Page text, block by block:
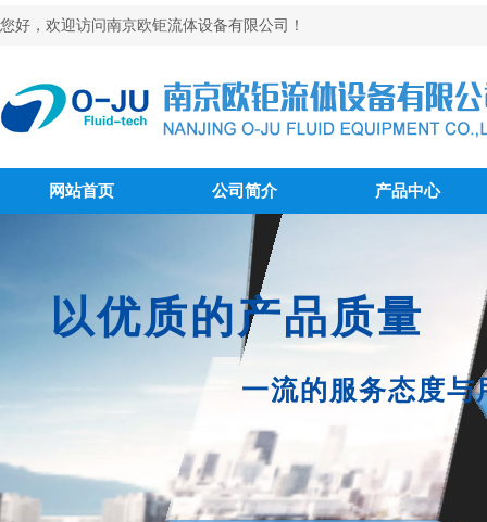
您好，欢迎访问南京欧钜流体设备有限公司！
网站首页 公司简介 产品中心
以优质的产品质量
一流的服务态度与